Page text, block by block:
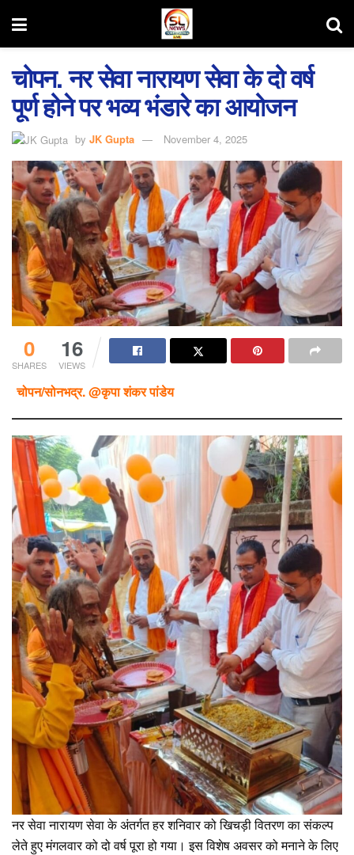
चोपन. नर सेवा नारायण सेवा के दो वर्ष
पूर्ण होने पर भव्य भंडारे का आयोजन
by JK Gupta November 4, 2025
0
SHARES
16
VIEWS
चोपन/सोनभद्र. @कृपा शंकर पांडेय
नर सेवा नारायण सेवा के अंतर्गत हर शनिवार को खिचड़ी वितरण का संकल्प
लेते हुए मंगलवार को दो वर्ष पूरा हो गया। इस विशेष अवसर को मनाने के लिए